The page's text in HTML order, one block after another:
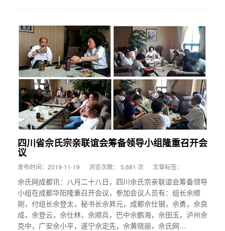
四川省佘氏宗亲联谊会筹备领导小组隆重召开会
议
发布时间：2019-11-19 浏览次数： 5,681 次 文章标签：
佘氏网成都讯：八月二十八日，四川佘氏宗亲联谊会筹备领导
小组在成都华阳隆重召开会议，参加会议人员有：组长佘顺
刚，付组长佘登太，秘书长佘昇元，成都佘仕钢，佘勇，佘良
成，佘登云，佘仕林，佘顺兵，巴中佘鹏海，佘田玉，泸州佘
克中，广安佘小平，遂宁佘定先，佘黄晓丽，佘氏网…